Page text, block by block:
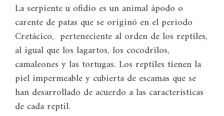
La serpiente u ofidio es un animal ápodo o
carente de patas que se originó en el periodo
Cretácico, perteneciente al orden de los reptiles,
al igual que los lagartos, los cocodrilos,
camaleones y las tortugas. Los reptiles tienen la
piel impermeable y cubierta de escamas que se
han desarrollado de acuerdo a las características
de cada reptil.